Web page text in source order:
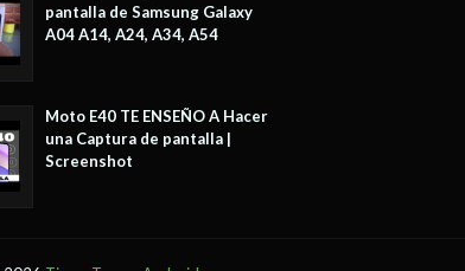
pantalla de Samsung Galaxy
A04 A14, A24, A34, A54
Moto E40 TE ENSEÑO A Hacer
una Captura de pantalla |
Screenshot